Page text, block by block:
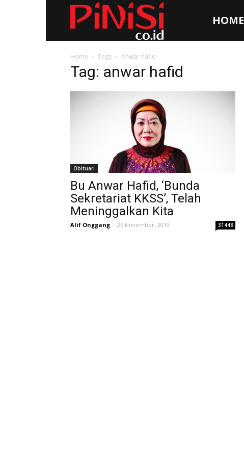
HOME
Home Tags Anwar hafid
Tag: anwar hafid
Obituari
Bu Anwar Hafid, ‘Bunda
Sekretariat KKSS’, Telah
Meninggalkan Kita
Alif Onggang - 25 November, 2019 31448